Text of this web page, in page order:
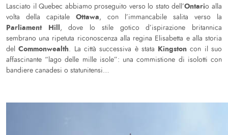
Lasciato il Quebec abbiamo proseguito verso lo stato dell’Ontario alla
volta della capitale Ottawa, con l’immancabile salita verso la
Parliament Hill, dove lo stile gotico d’ispirazione britannica
sembrano una ripetuta riconoscenza alla regina Elisabetta e alla storia
delCommonwealth. La città successiva è stata Kingstoncon il suo
affascinante “lago delle mille isole”: una commistione di isolotti con
bandiere canadesi o statunitensi…